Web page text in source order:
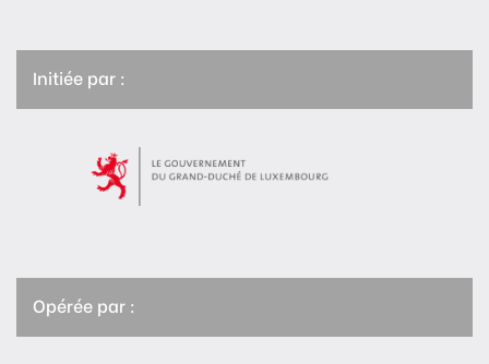
Initiée par :
Opérée par :